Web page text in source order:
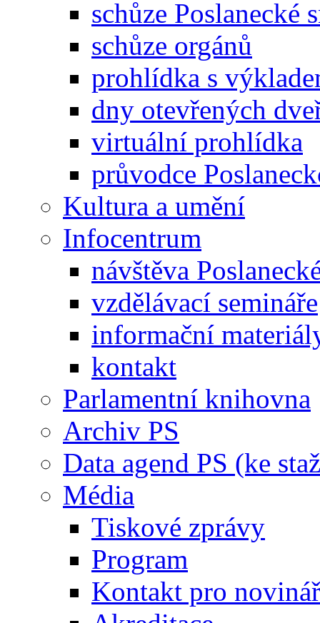
schůze Poslanecké
schůze orgánů
prohlídka s
dny otevřených
virtuální prohlídka
průvodce
Kultura a umění
Infocentrum
návštěva
vzdělávací semináře
informační
kontakt
Parlamentní knihovna
Archiv PS
Data agend PS (ke
Média
Tiskové zprávy
Program
Kontakt pro